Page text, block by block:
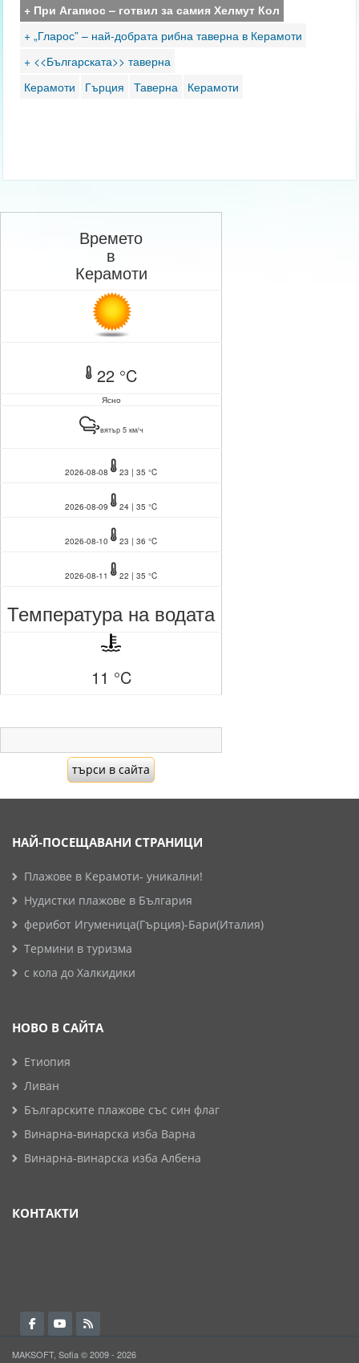
+ При Агапиос – готвил за самия Хелмут Кол
+ „Гларос” – най-добрата рибна таверна в Керамоти
+ <<Българската>> таверна
Керамоти
Гърция Таверна Керамоти
Времето
в
Керамоти
22 °C
Ясно
вятър 5 км/ч
2026-08-08 23 | 35 °C
2026-08-09 24 | 35 °C
2026-08-10 23 | 36 °C
2026-08-11 22 | 35 °C
Температура на водата
11 °C
НАЙ-ПОСЕЩАВАНИ СТРАНИЦИ
Плажове в Керамоти- уникални!
Нудистки плажове в България
ферибот Игуменица(Гърция)-Бари(Италия)
Термини в туризма
с кола до Халкидики
НОВО В САЙТА
Етиопия
Ливан
Българските плажове със син флаг
Винарна-винарска изба Варна
Винарна-винарска изба Албена
КОНТАКТИ
MAKSOFT, Sofia © 2009 - 2026